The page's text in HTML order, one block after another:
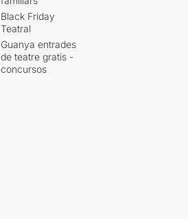
Black Friday
Teatral
Guanya entrades
de teatre gratis -
concursos